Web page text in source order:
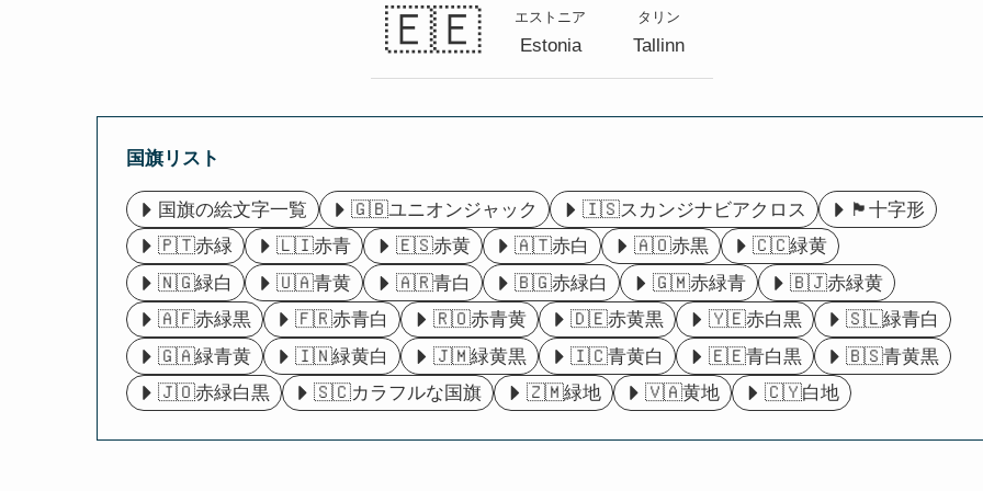
🇪🇪 エストニア
Estonia
タリン
Tallinn
国旗リスト
国旗の絵文字一覧 🇬🇧ユニオンジャック 🇮🇸スカンジナビアクロス
🏴󠁧󠁢󠁥󠁮󠁧󠁿十字形
🇵🇹赤緑
🇱🇮赤青 🇪🇸赤黄 🇦🇹赤白 🇦🇴赤黒
🇨🇨緑黄
🇳🇬緑白
🇺🇦青黄 🇦🇷青白 🇧🇬赤緑白 🇬🇲赤緑青
🇧🇯赤緑黄
🇦🇫赤緑黒
🇫🇷赤青白 🇷🇴赤青黄 🇩🇪赤黄黒 🇾🇪赤白黒
🇸🇱緑青白
🇬🇦緑青黄
🇮🇳緑黄白 🇯🇲緑黄黒 🇮🇨青黄白 🇪🇪青白黒
🇧🇸青黄黒
🇯🇴赤緑白黒
🇸🇨カラフルな国旗 🇿🇲緑地 🇻🇦黄地 🇨🇾白地